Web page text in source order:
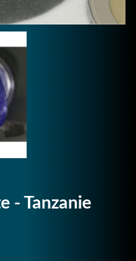
- Tanzanie